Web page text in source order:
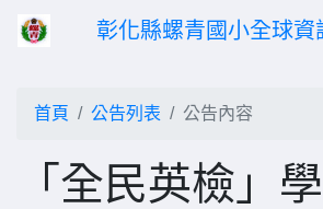
彰化縣螺青國小全球資
首頁 公告列表 公告內容
「全民英檢」